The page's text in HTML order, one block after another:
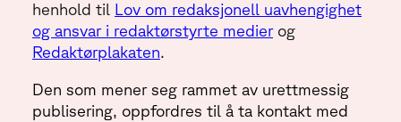
henhold til Lov om redaksjonell uavhengighet
og ansvar i redaktørstyrte medierog
Redaktørplakaten.
Den som mener seg rammet av urettmessig
publisering, oppfordres til å ta kontakt med